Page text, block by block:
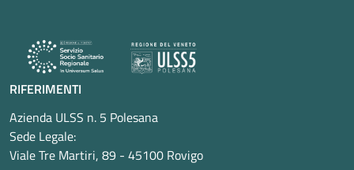
RIFERIMENTI
Azienda ULSS n. 5 Polesana
Sede Legale:
Viale Tre Martiri, 89 - 45100 Rovigo